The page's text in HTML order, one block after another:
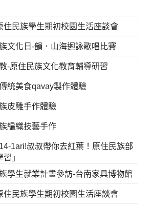
住民族學生期初校園生活座談會
文化日-韻．山海迴詠歌唱比賽
-原住民族文化教育輔導研習
統美食qavay製作體驗
皮雕手作體驗
編織技藝手作
1ari!叔叔帶你去紅葉！原住民族部
」
學生就業計畫參訪-台南家具博物館
住民族學生期初校園生活座談會